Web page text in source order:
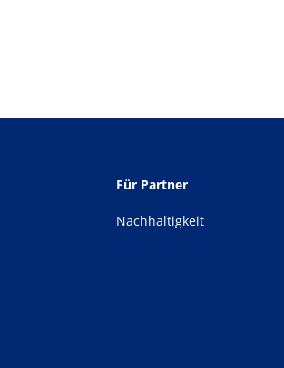
Für Partner
Nachhaltigkeit